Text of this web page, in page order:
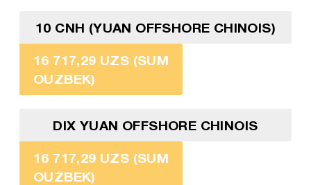
10 CNH (YUAN OFFSHORE CHINOIS)
16 717,29 UZS (SUM
OUZBEK)
DIX YUAN OFFSHORE CHINOIS
16 717,29 UZS (SUM
OUZBEK)